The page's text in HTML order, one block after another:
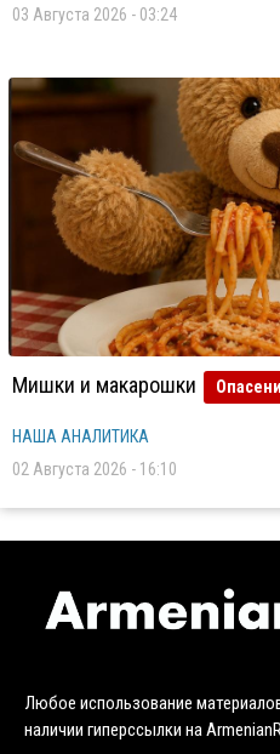
03 Августа 2026 - 03:24
Мишки и макарошки
НАША АНАЛИТИКА
02 Августа 2026 - 16:10
Любое использование
наличии гиперссылки на